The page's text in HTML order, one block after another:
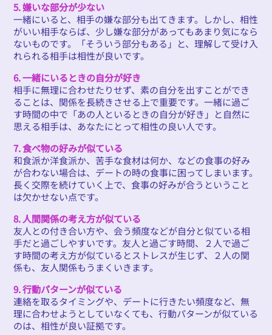
5. 嫌いな部分が少ない
一緒にいると、相手の嫌な部分も出てきます。しかし、相性
がいい相手ならば、少し嫌な部分があってもあまり気になら
ないものです。「そういう部分もある」と、理解して受け入
れられる相手は相性が良いです。
6. 一緒にいるときの自分が好き
相手に無理に合わせたりせず、素の自分を出すことができ
ることは、関係を長続きさせる上で重要です。一緒に過ご
す時間の中で「あの人といるときの自分が好き」と自然に
思える相手は、あなたにとって相性の良い人です。
7. 食べ物の好みが似ている
和食派か洋食派か、苦手な食材は何か、などの食事の好み
が合わない場合は、デートの時の食事に困ってしまいます。
長く交際を続けていく上で、食事の好みが合うということ
は欠かせない点です。
8. 人間関係の考え方が似ている
友人との付き合い方や、会う頻度などが自分と似ている相
手だと過ごしやすいです。友人と過ごす時間、２人で過ご
す時間の考え方が似ているとストレスが生じず、２人の関
係も、友人関係もうまくいきます。
9. 行動パターンが似ている
連絡を取るタイミングや、デートに行きたい頻度など、無
理に合わせようとしていなくても、行動パターンが似ている
のは、相性が良い証拠です。